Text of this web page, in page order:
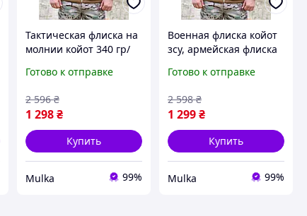
Тактическая флиска на
молнии койот 340 гр/
флиска койот, военная
ygmjn
Готово к отправке
1 298 ₴
2 596 ₴
Купить
Mulka 99%
Военная флиска койот
зсу, армейская флиска
теплая тактическая
Готово к отправке
1 299₴
2 598 ₴
Купить
Mulka 99%